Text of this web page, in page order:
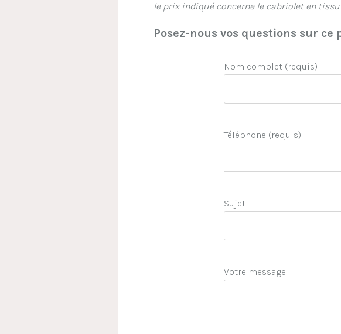
le prix indiqué concerne le cabriolet en tissu
Posez-nous vos questions sur ce
Nom complet (requis)
Téléphone (requis)
Sujet
Votre message